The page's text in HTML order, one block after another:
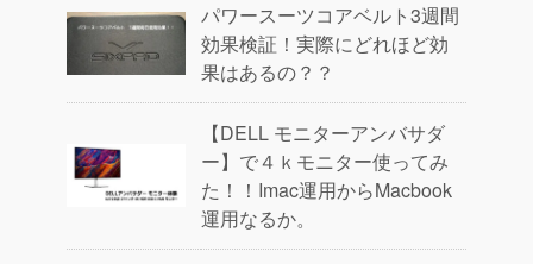
パワースーツコアベルト3週間
効果検証！実際にどれほど効
果はあるの？？
【DELL モニターアンバサダ
ー】で４ｋモニター使ってみ
た！！Imac運用からMacbook
運用なるか。